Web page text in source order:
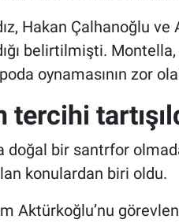
Hakan Çalhanoğlu ve
belirtilmişti.
oynamasının zor
doğal bir santrfor
konulardan biri oldu.
Aktürkoğlu’nu